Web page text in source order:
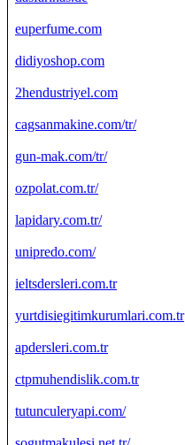
euperfume.com
didiyoshop.com
2hendustriyel.com
cagsanmakine.com/tr/
gun-mak.com/tr/
ozpolat.com.tr/
lapidary.com.tr/
unipredo.com/
ieltsdersleri.com.tr
yurtdisiegitimkurumlari.com.tr
apdersleri.com.tr
ctpmuhendislik.com.tr
tutunculeryapi.com/